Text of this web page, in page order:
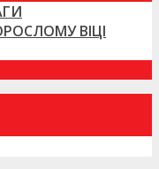
ВІЦІ